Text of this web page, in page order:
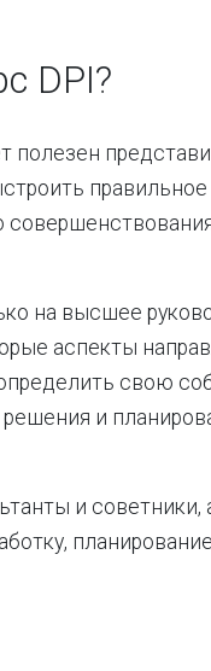
DPI?
полезен
правильное
на высшее
аспекты
свою
и
и советники,